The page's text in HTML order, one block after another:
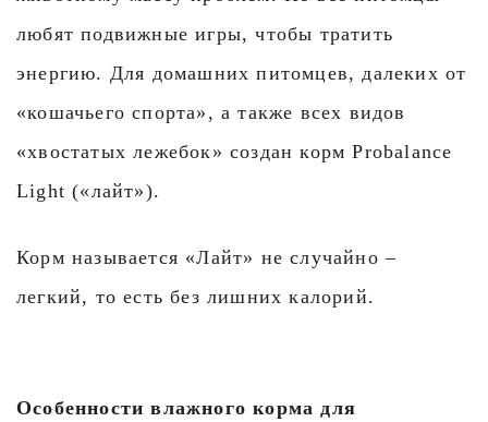
любят подвижные игры, чтобы тратить
энергию. Для домашних питомцев, далеких от
«кошачьего спорта», а также всех видов
«хвостатых лежебок» создан корм Probalance
Light («лайт»).
Корм называется «Лайт» не случайно –
легкий, то есть без лишних калорий.
Особенности влажного корма для